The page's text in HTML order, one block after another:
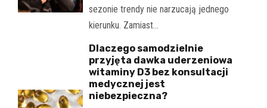
sezonie trendy nie narzucają jednego
kierunku. Zamiast…
Dlaczego samodzielnie
przyjęta dawka uderzeniowa
witaminy D3 bez konsultacji
medycznej jest
niebezpieczna?